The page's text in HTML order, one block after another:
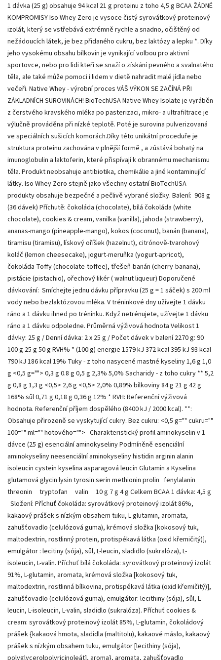
1 dávka (25 g) obsahuje 94 kcal 21 g proteinu z toho 4,5 g BCAA ŽÁDNÉ
KOMPROMISY Iso Whey Zero je vysoce čistý syrovátkový proteinový
izolát, který se vstřebává extrémně rychle a snadno, očištěný od
nežádoucích látek, je bez přidaného cukru, bez laktózy a lepku *. Díky
jeho vysokému obsahu bílkovin je vynikající volbou pro aktivní
sportovce, nebo pro lidi kteří se snaží o získání pevného a svalnatého
těla, ale také může pomoci i lidem v dietě nahradit malé jídla nebo
večeři. Native Whey - výrobní proces VÁŠ VÝKON SE ZAČÍNÁ PŘI
ZÁKLADNÍCH SUROVINÁCH! BioTechUSA Native Whey Isolate je vyráběn
z čerstvého kravského mléka po pasterizaci, mikro- a ultrafiltrace je
výlučně prováděna při nízké teplotě. Poté je surovina pulverizovaná
ve speciálních sušicích komorách.Díky této unikátní proceduře je
struktura proteinu zachována v plnější formě , a zůstává bohatý na
imunoglobulin a laktoferin, které přispívají k obrannému mechanismu
těla. Produkt neobsahuje antibiotika, chemikálie a jiné kontaminující
látky. Iso Whey Zero stejně jako všechny ostatní BioTechUSA
produkty obsahuje bezpečné a pečlivě vybrané složky. Balení: 908 g
(36 dávek) Příchutě: čokoláda (chocolate), bílá čokoláda (white
chocolate), cookies & cream, vanilka (vanilla), jahoda (strawberry),
ananas-mango (pineapple-mango), kokos (coconut), banán (banana),
tiramisu (tiramisu), lískový oříšek (hazelnut), citrónově-tvarohový
koláč (lemon cheesecake), jogurt-meruňka (yogurt-apricot),
čokoláda-Toffy (chocolate-toffee), třešeň-banán (cherry-banana),
pistácie (pistachio), ořechový likér ( walnut liqueur) Doporučené
dávkování: Smíchejte jednu dávku přípravku (25 g = 1 sáček) s 200 ml
vody nebo bezlaktózovou mléka. V tréninkové dny užívejte 1 dávku
ráno a 1 dávku ihned po tréninku. Když netrénujete, užívejte 1 dávku
ráno a 1 dávku odpoledne. Průměrná výživová hodnota Velikost 1
dávky: 25 g / Denní dávka: 2 x 25 g / Počet dávek v balení 2270 g: 90
100 g 25 g 50 g RVH% * (100 g) energie 1579 kJ 372 kcal 395 kJ 93 kcal
790 kJ 186 kcal 19% Tuky - z toho nasycené mastné kyseliny 1,6 g 1,0
g <0,5 g=""> 0,3 g 0.8 g 0,5 g 2,3% 5,0% Sacharidy - z toho cukry ** 5,2
g 0,8 g 1,3 g <0,5> 2,6 g <0,5> 2,0% 0,89% bílkoviny 84 g 21 g 42 g
168% sůl 0,71 g 0,18 g 0,36 g 12% * RVH: Referenční výživová
hodnota. Referenční příjem dospělého (8400 kJ / 2000 kcal). **:
Obsahuje přirozeně se vyskytující cukry. Bez cukru: <0,5 g="" cukru=""
100="" ml="" hotového=""> Charakteristický profil aminokyselin v 1
dávce (25 g) esenciální aminokyseliny Podmíněně esenciální
aminokyseliny neesenciální aminokyseliny histidin arginin alanin
isoleucin cystein kyselina asparagová leucin Glutamin a Kyselina
glutamová glycin lysin tyrosin serin methionin prolin fenylalanin
threonin tryptofan valin 10 g 7 g 4 g Celkem BCAA 1 dávka: 4,5 g
Složení: Příchuť čokoláda: syrovátkový proteinový izolát 86%,
kakaový prášek s nízkým obsahem tuku, L-glutamin, aromata,
zahušťovadlo (celulózová guma), krémová složka [kokosový tuk,
maltodextrin, rostlinný protein, protispékavá látka (oxid křemičitý)],
emulgátor : lecitiny (sója), sůl, L-leucin, sladidlo (sukralóza), L-
isoleucin, L-valin. Příchuť bílá čokoláda: syrovátkový proteinový izolát
91%, L-glutamin, aromata, krémová složka [kokosový tuk,
maltodextrin, rostlinná bílkovina, protispékavá látka (oxid křemičitý)],
zahušťovadlo (celulózová guma), emulgátor: lecithiny (sója), sůl, L-
leucin, L-isoleucin, L-valin, sladidlo (sukralóza). Příchuť cookies &
cream: syrovátkový proteinový izolát 85%, L-glutamin, čokoládový
prášek {kakaová hmota, sladidla (maltitolu), kakaové máslo, kakaový
prášek s nízkým obsahem tuku, emulgátor [lecithiny (sója),
polyglycerolpolyricinoleát], aroma}, aromata, zahušťovadlo